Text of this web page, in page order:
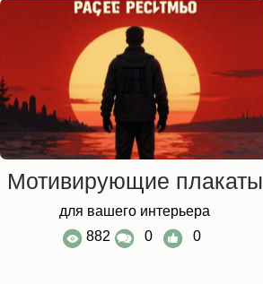
Мотивирующие плакаты
для вашего интерьера
882
0 0